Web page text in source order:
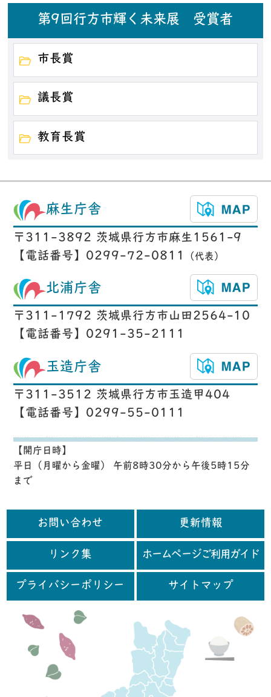
第9回行方市輝く未来展 受賞者
市長賞
議長賞
教育長賞
麻生庁舎
〒311-3892 茨城県行方市麻生1561-9
【電話番号】0299-72-0811
（代表）
北浦庁舎
〒311-1792 茨城県行方市山田2564-10
【電話番号】0291-35-2111
玉造庁舎
〒311-3512 茨城県行方市玉造甲404
【電話番号】0299-55-0111
【開庁日時】
平日（月曜から金曜） 午前8時30分から午後5時15分
まで
お問い合わせ 更新情報
リンク集 ホームページご利用ガイド
プライバシーポリシー サイトマップ